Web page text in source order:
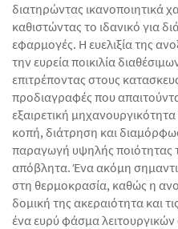
διατηρώντας ικανοποιητικά
καθιστώντας το ιδανικό για
εφαρμογές. Η ευελιξία της
την ευρεία ποικιλία
επιτρέποντας στους
προδιαγραφές που
εξαιρετική
κοπή, διάτρηση και
παραγωγή υψηλής ποιότητας
απόβλητα. Ένα ακόμη
στη θερμοκρασία, καθώς η
δομική της ακεραιότητα και
ένα ευρύ φάσμα λειτουργικών